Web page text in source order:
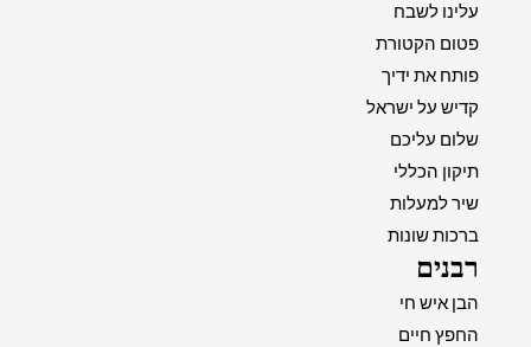
עלינו לשבח
פטום הקטורת
פותח את ידיך
קדיש על ישראל
שלום עליכם
תיקון הכללי
שיר למעלות
ברכות שונות
רבנים
הבן איש חי
החפץ חיים